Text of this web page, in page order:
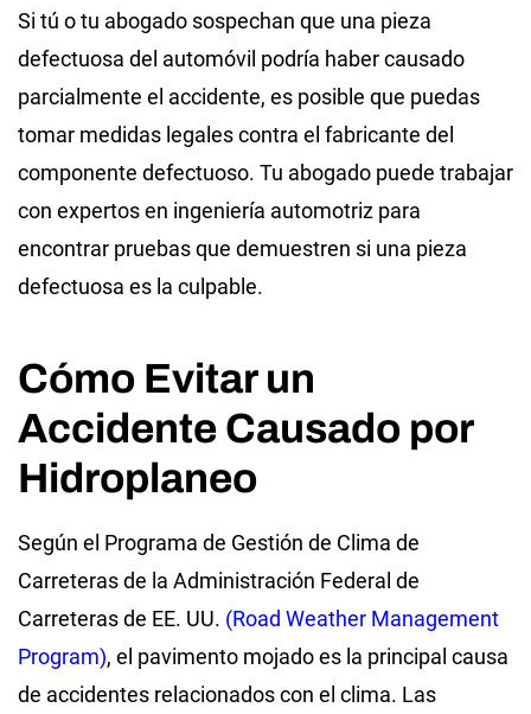
Si tú o tu abogado sospechan que una pieza
defectuosa del automóvil podría haber causado
parcialmente el accidente, es posible que puedas
tomar medidas legales contra el fabricante del
componente defectuoso. Tu abogado puede trabajar
con expertos en ingeniería automotriz para
encontrar pruebas que demuestren si una pieza
defectuosa es la culpable.
Cómo Evitar un
Accidente Causado por
Hidroplaneo
Según el Programa de Gestión de Clima de
Carreteras de la Administración Federal de
Carreteras de EE. UU. (Road Weather Management
Program), el pavimento mojado es la principal causa
de accidentes relacionados con el clima. Las